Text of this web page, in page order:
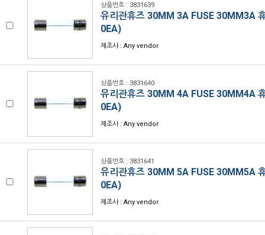
상품번호 : 3831639
유리관휴즈 30MM 3A FUSE 30MM3A
0EA)
제조사 : Any vendor
상품번호 : 3831640
유리관휴즈 30MM 4A FUSE 30MM4A
0EA)
제조사 : Any vendor
상품번호 : 3831641
유리관휴즈 30MM 5A FUSE 30MM5A
0EA)
제조사 : Any vendor